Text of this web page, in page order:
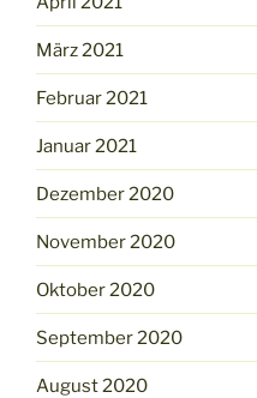
März 2021
Februar 2021
Januar 2021
Dezember 2020
November 2020
Oktober 2020
September 2020
August 2020